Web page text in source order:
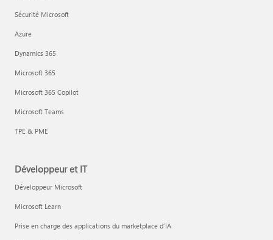
Sécurité Microsoft
Azure
Dynamics 365
Microsoft 365
Microsoft 365 Copilot
Microsoft Teams
TPE & PME
Développeur et IT
Développeur Microsoft
Microsoft Learn
Prise en charge des applications du marketplace d’IA